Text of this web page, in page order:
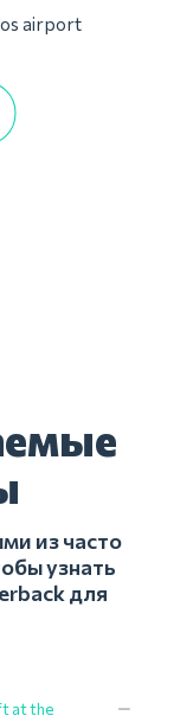
airport
из часто
узнать
для
at the